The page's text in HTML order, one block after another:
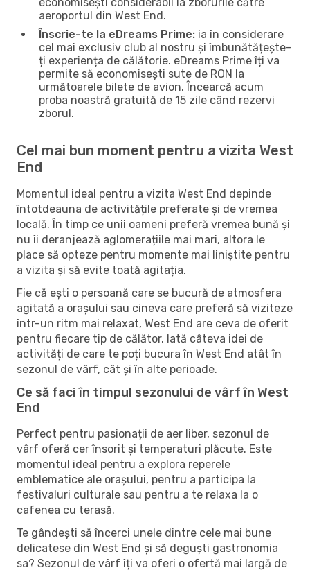
aeroportul din West End.
Înscrie-te la eDreams Prime: ia în considerare
cel mai exclusiv club al nostru și îmbunătățește-
ți experiența de călătorie. eDreams Prime îți va
permite să economisești sute de RON la
următoarele bilete de avion. Încearcă acum
proba noastră gratuită de 15 zile când rezervi
zborul.
Cel mai bun moment pentru a vizita West
End
Momentul ideal pentru a vizita West End depinde
întotdeauna de activitățile preferate și de vremea
locală. În timp ce unii oameni preferă vremea bună și
nu îi deranjează aglomerațiile mai mari, altora le
place să opteze pentru momente mai liniștite pentru
a vizita și să evite toată agitația.
Fie că ești o persoană care se bucură de atmosfera
agitată a orașului sau cineva care preferă să viziteze
într-un ritm mai relaxat, West End are ceva de oferit
pentru fiecare tip de călător. Iată câteva idei de
activități de care te poți bucura în West End atât în ​​
sezonul de vârf, cât și în alte perioade.
Ce să faci în timpul sezonului de vârf în West
End
Perfect pentru pasionații de aer liber, sezonul de
vârf oferă cer însorit și temperaturi plăcute. Este
momentul ideal pentru a explora reperele
emblematice ale orașului, pentru a participa la
festivaluri culturale sau pentru a te relaxa la o
cafenea cu terasă.
Te gândești să încerci unele dintre cele mai bune
delicatese din West End și să deguști gastronomia
sa? Sezonul de vârf îți va oferi o ofertă mai largă de